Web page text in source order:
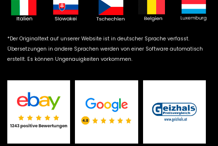
*Der Originaltext auf unserer Website ist in deutscher Sprache verfasst.
Übersetzungen in andere Sprachen werden von einer Software automatisch
erstellt. Es können Ungenauigkeiten vorkommen.